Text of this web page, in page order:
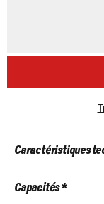
Caractéristiques
Capacités *